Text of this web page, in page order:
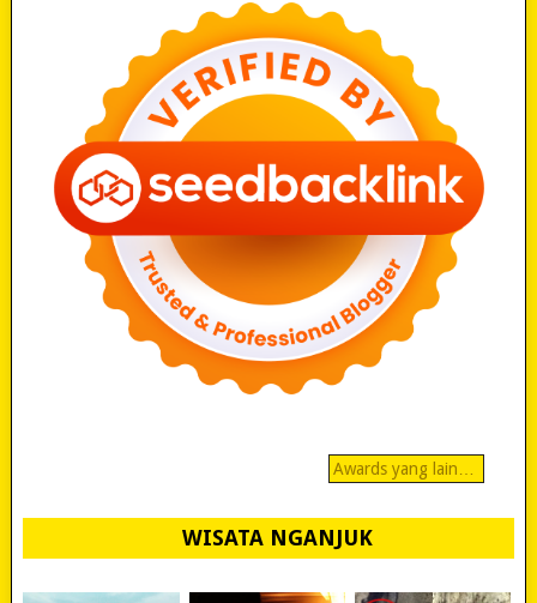
Awards yang lain…
WISATA NGANJUK